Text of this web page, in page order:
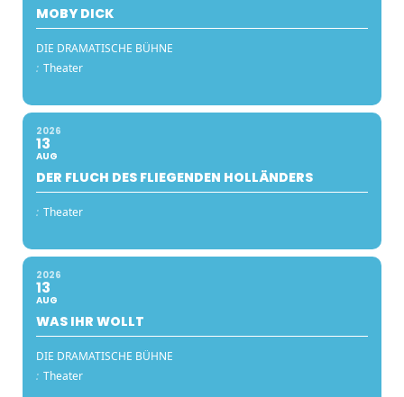
MOBY DICK
DIE DRAMATISCHE BÜHNE
: Theater
2026
13
AUG
DER FLUCH DES FLIEGENDEN HOLLÄNDERS
: Theater
2026
13
AUG
WAS IHR WOLLT
DIE DRAMATISCHE BÜHNE
: Theater